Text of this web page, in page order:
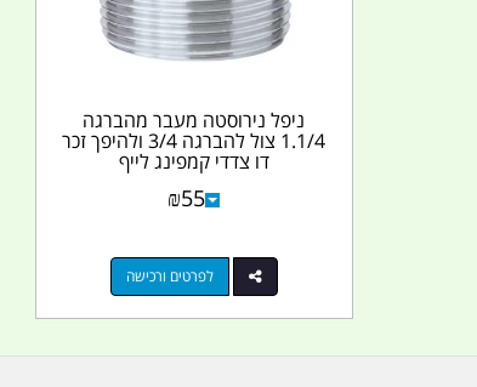
ניפל נירוסטה מעבר מהברגה
1.1/4 צול להברגה 3/4 ולהיפך זכר
דו צדדי קמפינג לייף
₪55
לפרטים ורכישה